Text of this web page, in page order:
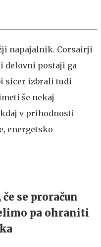
napajalnik. Corsairji
delovni postaji ga
sicer izbrali tudi
še nekaj
v prihodnosti
energetsko
se proračun
pa ohraniti